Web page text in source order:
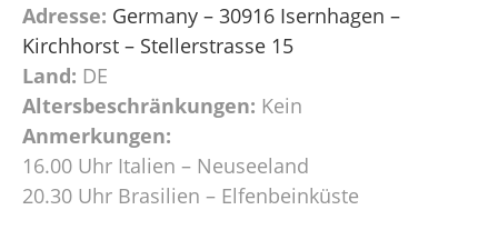
Adresse: Germany – 30916 Isernhagen –
Kirchhorst – Stellerstrasse 15
Land: DE
Altersbeschränkungen: Kein
Anmerkungen:
16.00 Uhr Italien – Neuseeland
20.30 Uhr Brasilien – Elfenbeinküste